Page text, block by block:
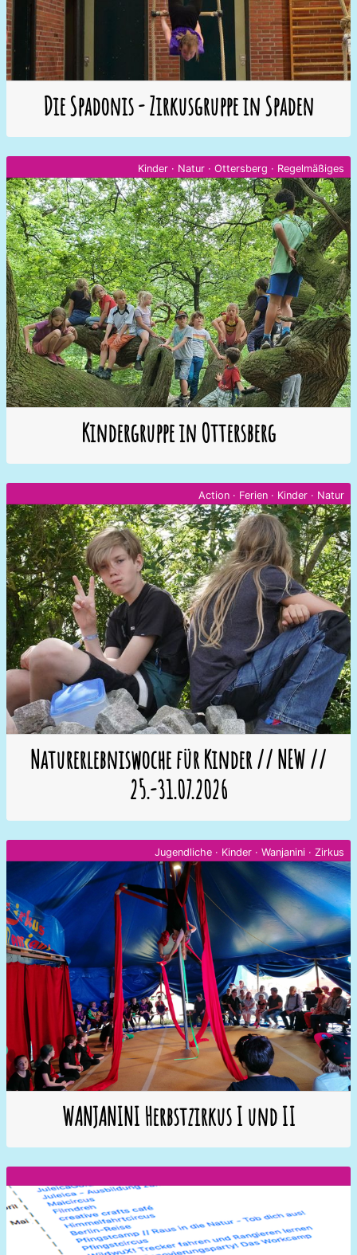
Die Spadonis - Zirkusgruppe in Spaden
Kinder · Natur · Ottersberg · Regelmäßiges
Kindergruppe in Ottersberg
Action · Ferien · Kinder · Natur
Naturerlebniswoche für Kinder // NEW //
25.-31.07.2026
Jugendliche · Kinder · Wanjanini · Zirkus
WANJANINI Herbstzirkus I und II